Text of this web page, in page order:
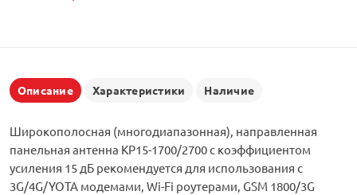
Описание Характеристики Наличие
Широкополосная (многодиапазонная), направленная
панельная антенна КР15-1700/2700 с коэффициентом
усиления 15 дБ рекомендуется для использования с
3G/4G/YOTA модемами, Wi-Fi роутерами, GSM 1800/3G